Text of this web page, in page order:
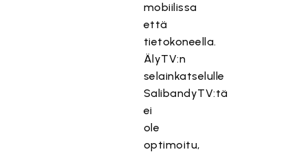
mobiilissa
että
tietokoneella.
ÄlyTV:n
selainkatselulle
SalibandyTV:tä
ei
ole
optimoitu,